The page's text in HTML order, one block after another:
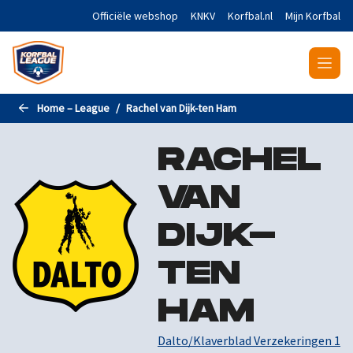
Naar de hoofdinhoud gaanOfficiële webshop KNKV Korfbal.nl Mijn Korfbal
Home – League Rachel van Dijk-ten Ham
RACHEL
VAN
DIJK-
TEN
HAM
Dalto/Klaverblad Verzekeringen 1